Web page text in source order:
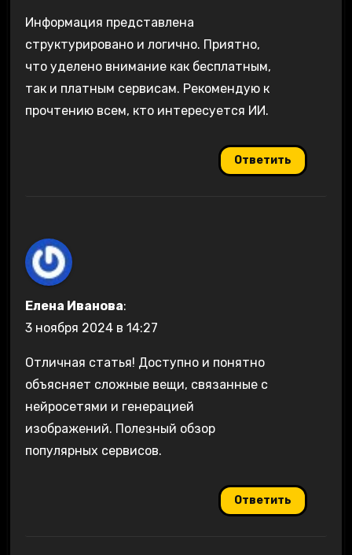
Информация представлена
структурировано и логично. Приятно,
что уделено внимание как бесплатным,
так и платным сервисам. Рекомендую к
прочтению всем, кто интересуется ИИ.
Ответить
Елена Иванова:
3 ноября 2024 в 14:27
Отличная статья! Доступно и понятно
объясняет сложные вещи, связанные с
нейросетями и генерацией
изображений. Полезный обзор
популярных сервисов.
Ответить